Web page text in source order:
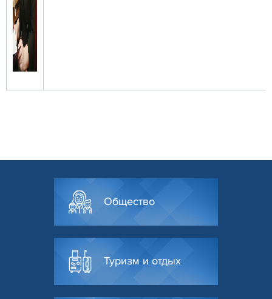
Общество
Туризм и отдых